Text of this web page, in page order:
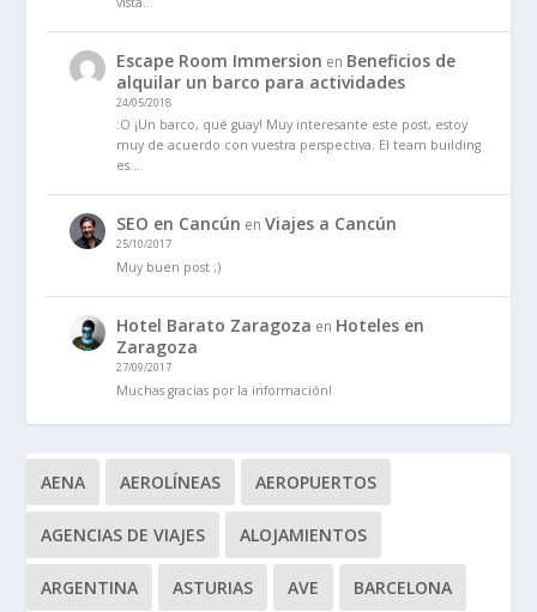
Escape Room Immersion en Beneficios de
alquilar un barco para actividades
24/05/2018
:O ¡Un barco, qué guay! Muy interesante este post, estoy
muy de acuerdo con vuestra perspectiva. El team building
es…
SEO en Cancún enViajes a Cancún
25/10/2017
Muy buen post ;)
Hotel Barato Zaragoza en Hoteles en
Zaragoza
27/09/2017
Muchas gracias por la información!
AENA AEROLÍNEAS AEROPUERTOS
AGENCIAS DE VIAJES ALOJAMIENTOS
ARGENTINA ASTURIAS AVE BARCELONA